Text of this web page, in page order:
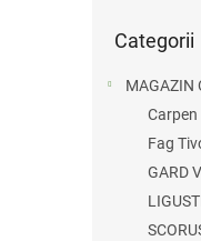
peste
Categorii
MAGAZIN
Fag
GARD